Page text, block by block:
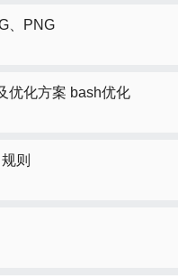
、PNG
优化方案 bash优化
则